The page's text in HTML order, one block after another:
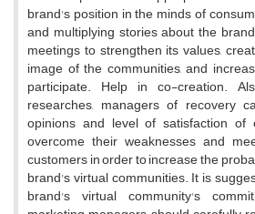
brand's position in the minds of
and multiplying stories about the
meetings to strengthen its values,
image of the communities, and
participate. Help in co-creation.
researches, managers of recovery
opinions and level of satisfaction
overcome their weaknesses and
customers in order to increase the
brand's virtual communities. It is
brand's virtual community's